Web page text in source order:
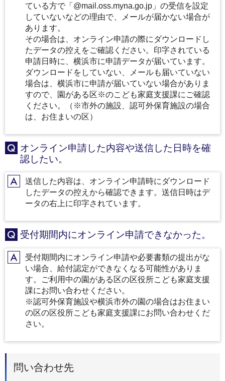
ている方で「@mail.oss.myna.go.jp」の受信を設定
していないなどの理由で、メールが届かない場合が
あります。
その場合は、オンライン申請の際にダウンロードし
たデータの控えをご確認ください。印字されている
申請日時に、横浜市に申請データが届いています。
ダウンロードをしていない、メールも届いていない
場合は、横浜市に申請が届いていない場合がありま
すので、園がある区※のこども家庭支援課にご確認
ください。（※市外の施設、認可外保育施設の場合
は、お住まいの区）
Q
オンライン申請した内容や送信した日時を確
認したい。
A送信した内容は、オンライン申請時にダウンロード
したデータの控えから確認できます。送信日時はデ
ータの右上に印字されています。
Q 受付期間内にオンライン申請できなかった。
A受付期間内にオンライン申請や必要書類の提出がな
い場合、給付認定ができなくなる可能性がありま
す。ご利用中の園がある区の区役所こども家庭支援
課にお問い合わせください。
※認可外保育施設や横浜市外の園の場合はお住まい
の区の区役所こども家庭支援課にお問い合わせくだ
さい。
問い合わせ先